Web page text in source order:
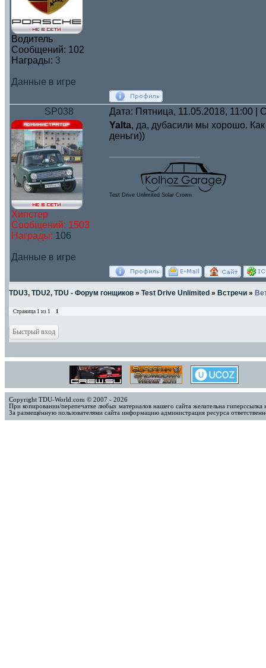
Водитель
Сообщений: 102
Награды: 3
Данные в игре
SP038 Дата: Пятница, 11.05.2018, 11:00 |
Хипстер
Сообщений: 1503
Награды: 106
Данные в игре
Yalta, да, дубасили мы хорошо.
деньги))
Test Drive Unlimited Solar Crown
TDU3, TDU2, TDU - Форум гонщиков » Test Drive Unlimited » Встречи »
Страница 1 из 1 1
Copyright TDU-World.com © 2007 - 2026
При копировании/перепечатке любых материалов нашего сайта желательна
За размещённую пользователями сайта информацию администрация ресурса